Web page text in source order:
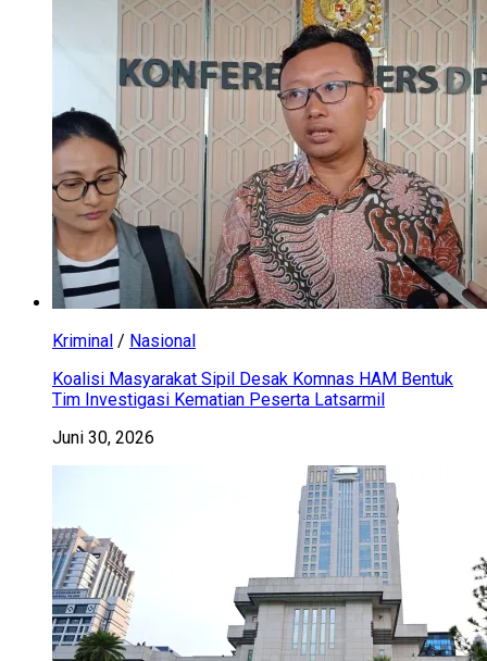
Kriminal / Nasional
Koalisi Masyarakat Sipil Desak Komnas HAM Bentuk
Tim Investigasi Kematian Peserta Latsarmil
Juni 30, 2026